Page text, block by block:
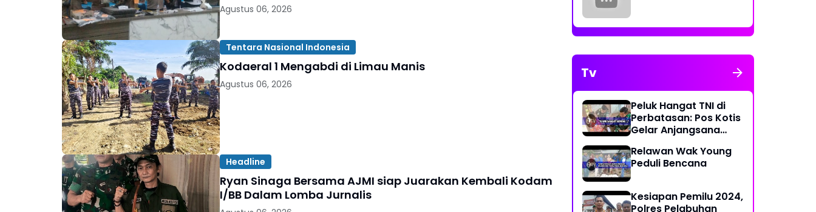
Agustus 06, 2026
Tentara Nasional Indonesia
Kodaeral 1 Mengabdi di Limau Manis
Agustus 06, 2026
Headline
Ryan Sinaga Bersama AJMI siap Juarakan Kembali Kodam
I/BB Dalam Lomba Jurnalis
Tv
Peluk Hangat TNI di
Perbatasan: Pos Kotis
Gelar Anjangsana
Relawan Wak Young
Peduli Bencana
Kesiapan Pemilu 2024,
Polres Pelabuhan